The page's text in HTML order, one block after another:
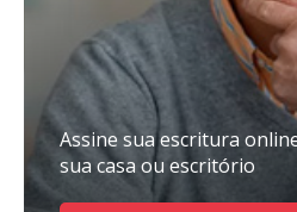
Assine sua escritura
sua casa ou escritório